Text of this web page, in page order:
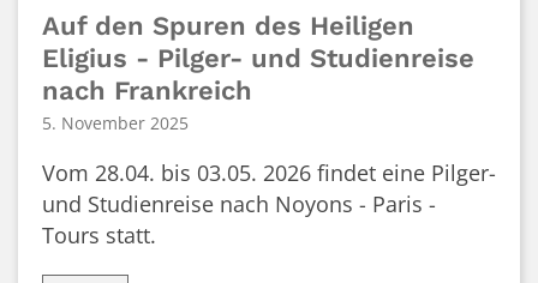
Auf den Spuren des Heiligen
Eligius - Pilger- und Studienreise
nach Frankreich
5. November 2025
Vom 28.04. bis 03.05. 2026 findet eine Pilger-
und Studienreise nach Noyons - Paris -
Tours statt.